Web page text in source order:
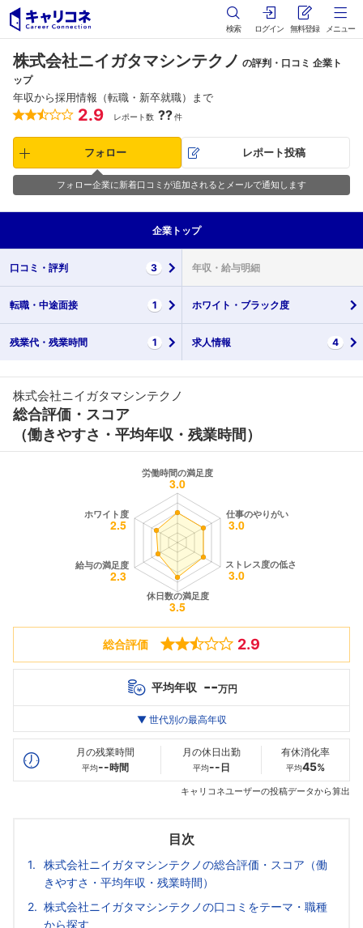
検索 ログイン 無料登録 メニュー
株式会社ニイガタマシンテクノ の評判・口コミ 企業ト
ップ
年収から採用情報（転職・新卒就職）まで
2.9 レポート数 ??件
フォロー レポート投稿
フォロー企業に新着口コミが追加されるとメールで通知します
企業 トップ
口コミ・ 評判 3 年収・ 給与明細
転職・ 中途面接 1 ホワイト・ ブラック度
残業代・ 残業時間 1 求人情報 4
株式会社ニイガタマシンテクノ
総合評価・スコア
（働きやすさ・平均年収・残業時間）
総合評価 2.9
平均年収 --万円
最高年収
20代
--万
30代
--万
--万
▼ 世代別の最高年収
月の残業時間
平均--時間
月の休日出勤
平均-- 日
有休消化率
平均45%
キャリコネユーザーの投稿データから算出
目次
株式会社ニイガタマシンテクノの総合評価・スコア（働
きやすさ・平均年収・残業時間）
株式会社ニイガタマシンテクノの口コミをテーマ・職種
から探す